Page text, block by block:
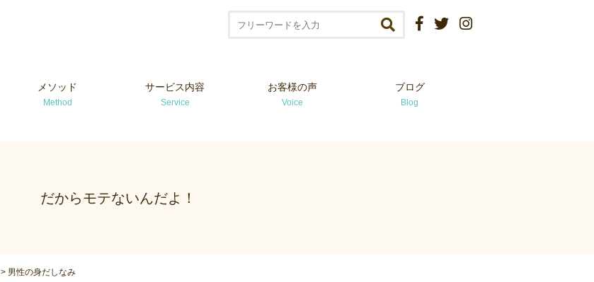
メソッド
Method
サービス内容
Service
お客様の声
Voice
ブログ
Blog
だからモテないんだよ！
> 男性の身だしなみ